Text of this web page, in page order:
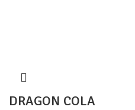
DRAGON COLA